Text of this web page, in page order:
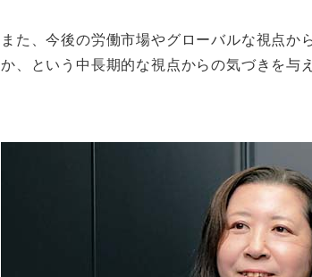
また、今後の労働市場やグローバルな視点か
か、という中長期的な視点からの気づきを与